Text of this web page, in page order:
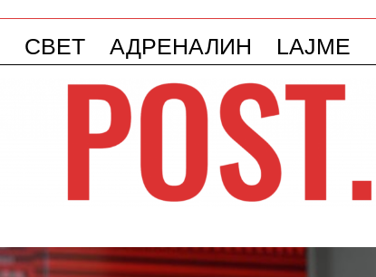
СВЕТ АДРЕНАЛИН LAJME